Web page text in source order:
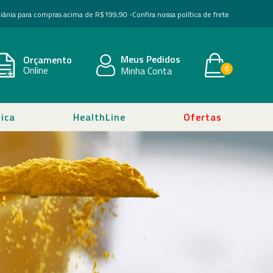
para compras acima de R$199,90 -Confira nossa política de frete
Orçamento
Online
Meus Pedidos
Minha Conta 0
HealthLine Ofertas